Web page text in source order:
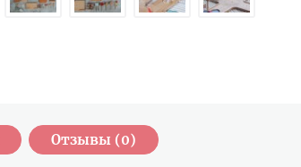
Отзывы (0)